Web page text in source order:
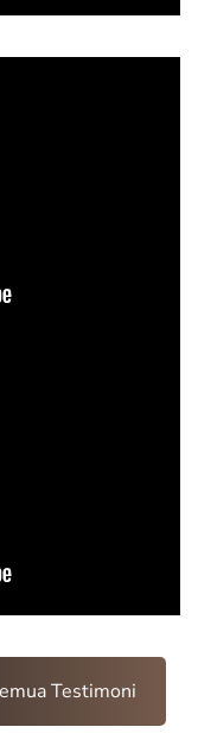
Testimoni